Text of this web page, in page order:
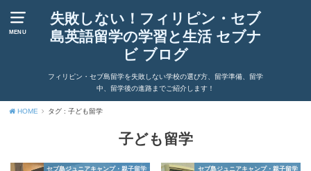
MENU
失敗しない！フィリピン・セブ
島英語留学の学習と生活 セブナ
ビ ブログ
フィリピン・セブ島留学を失敗しない学校の選び方、留学準備、留学
中、留学後の進路までご紹介します！
HOME タグ : 子ども留学
子ども留学
セブ島ジュニアキャンプ・親子留学 セブ島ジュニアキャンプ・親子留学